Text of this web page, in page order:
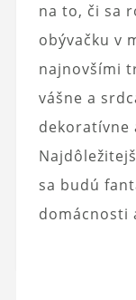
na to, či sa
obývačku v
najnovšími
vášne a
dekoratívne
sa budú
domácnosti